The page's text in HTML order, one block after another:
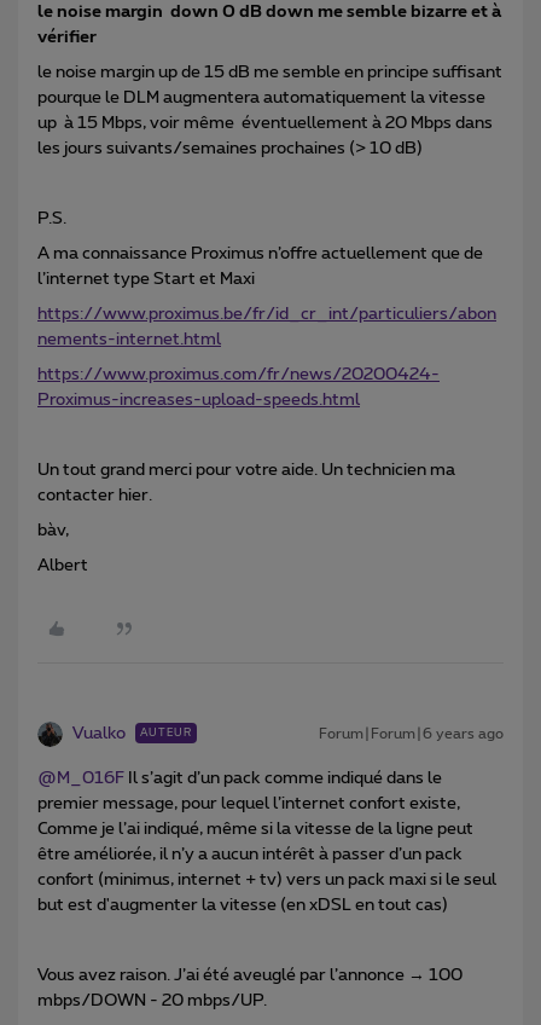
le noise margin down 0 dB down me semble bizarre et à
vérifier
le noise margin up de 15 dB me semble en principe suffisant
pourque le DLM augmentera automatiquement la vitesse
up à 15 Mbps, voir même éventuellement à 20 Mbps dans
les jours suivants/semaines prochaines (> 10 dB)
P.S.
A ma connaissance Proximus n’offre actuellement que de
l’internet type Start et Maxi
https://www.proximus.be/fr/id_cr_int/particuliers/abon
nements-internet.html
https://www.proximus.com/fr/news/20200424-
Proximus-increases-upload-speeds.html
Un tout grand merci pour votre aide. Un technicien ma
contacter hier.
bàv,
Albert
Vualko AUTEUR Forum|Forum|6 years ago
@M_016F Il s’agit d’un pack comme indiqué dans le
premier message, pour lequel l’internet confort existe,
Comme je l’ai indiqué, même si la vitesse de la ligne peut
être améliorée, il n’y a aucun intérêt à passer d’un pack
confort (minimus, internet + tv) vers un pack maxi si le seul
but est d'augmenter la vitesse (en xDSL en tout cas)
Vous avez raison. J’ai été aveuglé par l’annonce → 100
mbps/DOWN - 20 mbps/UP.